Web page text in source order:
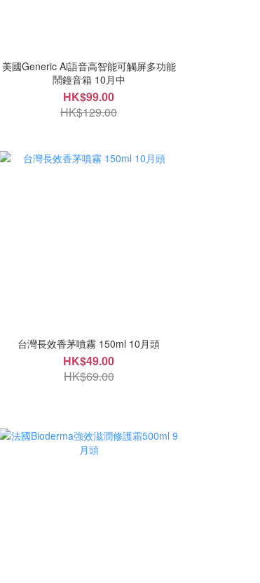
美國Generic Ai語音高智能可觸屏多功能
鬧鐘音箱 10月中
HK$99.00
HK$129.00
台灣長效香茅噴霧 150ml 10月頭
HK$49.00
HK$69.00